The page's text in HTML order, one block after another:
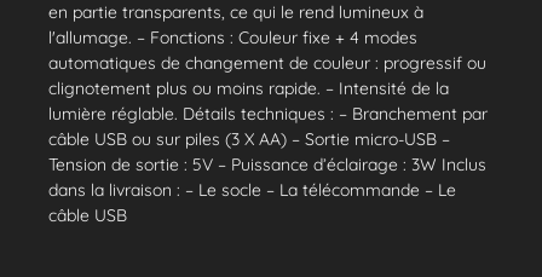
en partie transparents, ce qui le rend lumineux à
l'allumage. – Fonctions : Couleur fixe + 4 modes
automatiques de changement de couleur : progressif ou
clignotement plus ou moins rapide. – Intensité de la
lumière réglable. Détails techniques : – Branchement par
câble USB ou sur piles (3 X AA) – Sortie micro-USB –
Tension de sortie : 5V – Puissance d’éclairage : 3W Inclus
dans la livraison : – Le socle – La télécommande – Le
câble USB